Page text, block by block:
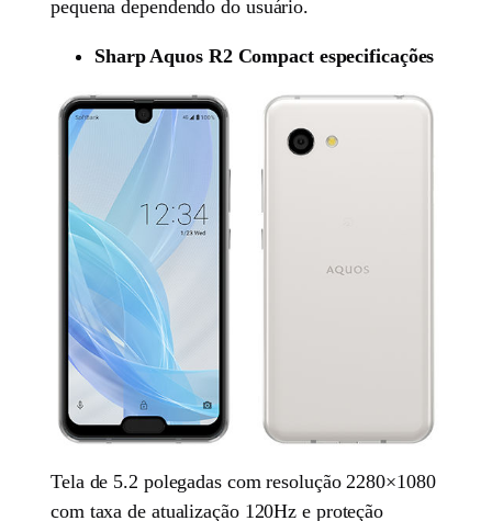
pequena dependendo do usuário.
Sharp Aquos R2 Compact especificações
Tela de 5.2 polegadas com resolução 2280×1080
com taxa de atualização 120Hz e proteção